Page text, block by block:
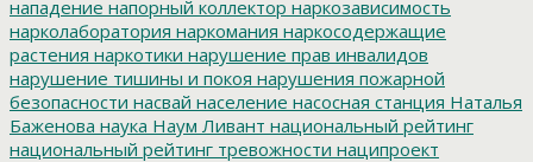
нападение напорный коллектор наркозависимость
нарколаборатория наркомания наркосодержащие
растения наркотики нарушение прав инвалидов
нарушение тишины и покоя нарушения пожарной
безопасности насвай население насосная станция Наталья
Баженова наука Наум Ливант национальный рейтинг
национальный рейтинг тревожности наципроект